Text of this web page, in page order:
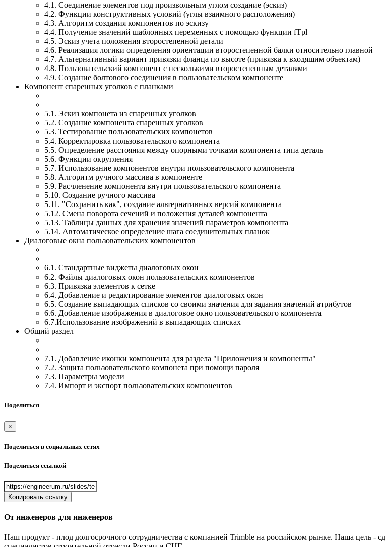
4.1. Соединение элементов под произвольным углом создание (эскиз)
4.2. Функции конструктивных условий (углы взаимного расположения)
4.3. Алгоритм создания компонентов по эскизу
4.4. Получение значений шаблонных переменных с помощью функции fTpl
4.5. Эскиз учета положения второстепенной детали
4.6. Реализация логики определения ориентации второстепенной балки относительно главной
4.7. Альтернативный вариант привязки фланца по высоте (привязка к входящим объектам)
4.8. Пользовательский компонент с несколькими второстепенным деталями
4.9. Создание болтового соединения в пользовательском компоненте
Компонент спаренных уголков с планками
5.1. Эскиз компонета из спаренных уголков
5.2. Создание компонента спаренных уголков
5.3. Тестирование пользовательских компонетов
5.4. Корректировка пользовательского компонента
5.5. Определение расстояния между опорными точками компонента типа деталь
5.6. Функции округления
5.7. Использование компонентов внутри пользовательского компонента
5.8. Алгоритм ручного массива в компоненте
5.9. Расчленение компонента внутри пользовательского компонента
5.10. Создание ручного массива
5.11. "Сохранить как", создание альтернативных версий компонента
5.12. Смена поворота сечений и положения деталей компонента
5.13. Таблицы данных для хранения значений параметров компонента
5.14. Автоматическое определение шага соединительных планок
Диалоговые окна пользовательских компонентов
6.1. Стандартные виджеты диалоговых окон
6.2. Файлы диалоговых окон пользовательских компонентов
6.3. Привязка элементов к сетке
6.4. Добавление и редактирование элементов диалоговых окон
6.5. Создание выпадающих списков со своими значения для задания значений атрибутов
6.6. Добавление изображения в диалоговое окно пользовательского компонента
6.7.Использование изображений в выпадающих списках
Общий раздел
7.1. Добавление иконки компонента для раздела "Приложения и компоненты"
7.2. Защита пользовательского компонета при помощи пароля
7.3. Параметры модели
7.4. Импорт и экспорт пользовательских компонентов
Поделиться
×
Поделиться в социальных сетях
Поделиться ссылкой
Копировать ссылку
От инженеров для инженеров
Наш продукт - плод долгосрочного сотрудничества с компанией Trimble на российском рынке. Наша цель -